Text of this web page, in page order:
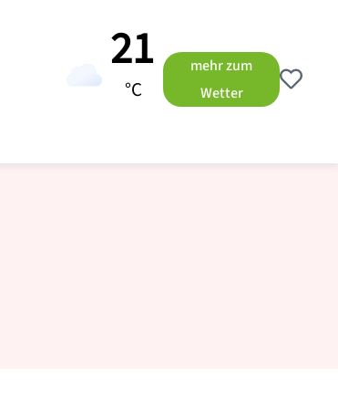
21
°C
mehr zum
Wetter